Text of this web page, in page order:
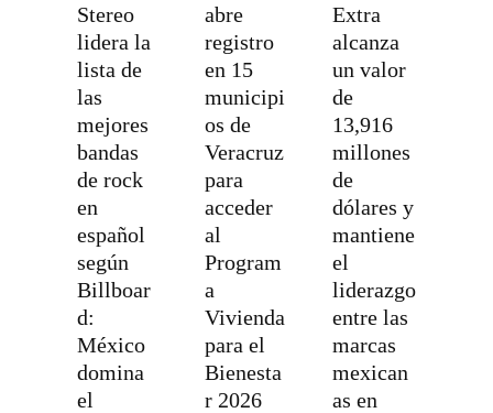
Stereo
lidera la
lista de
las
mejores
bandas
de rock
en
español
según
Billboar
d:
México
domina
el
abre
registro
en 15
municipi
os de
Veracruz
para
acceder
al
Program
a
Vivienda
para el
Bienesta
r 2026
Extra
alcanza
un valor
de
13,916
millones
de
dólares y
mantiene
el
liderazgo
entre las
marcas
mexican
as en